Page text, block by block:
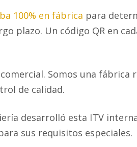
100% en fábrica para
plazo. Un código QR en
Somos una fábrica
de calidad.
desarrolló esta ITV
sus requisitos especiales.